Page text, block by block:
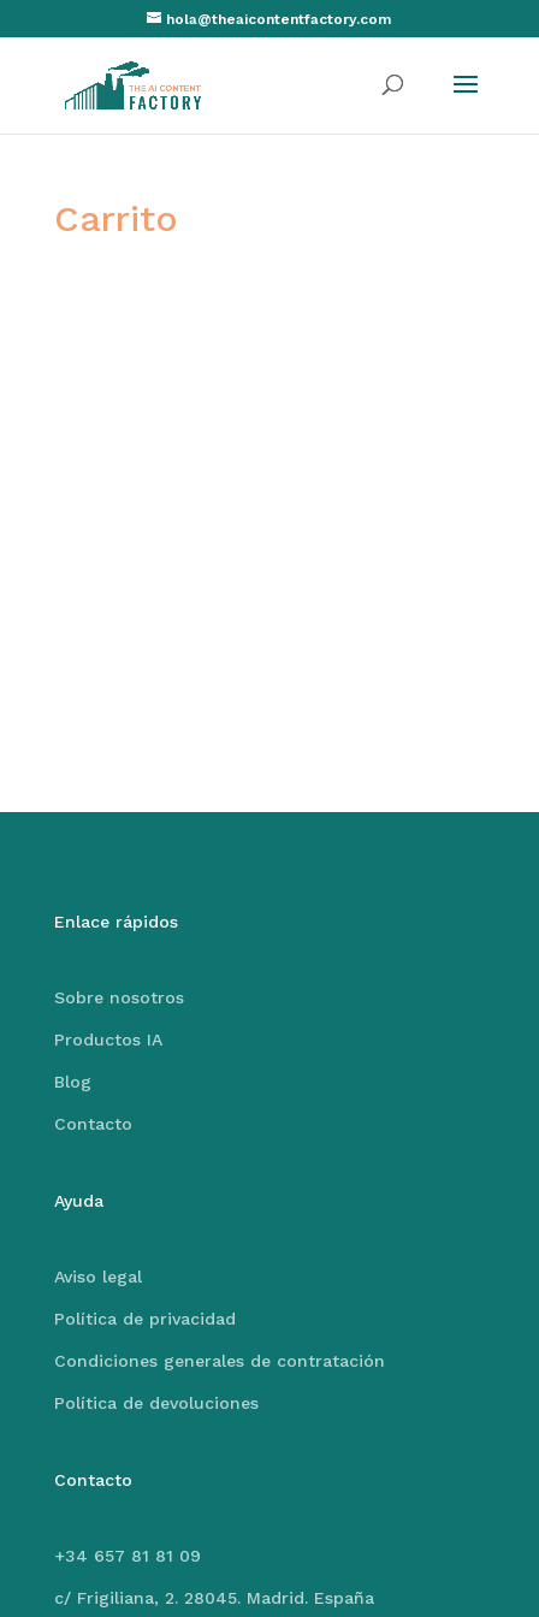
hola@theaicontentfactory.com
Carrito
Enlace rápidos
Sobre nosotros
Productos IA
Blog
Contacto
Ayuda
Aviso legal
Política de privacidad
Condiciones generales de contratación
Política de devoluciones
Contacto
+34 657 81 81 09
c/ Frigiliana, 2. 28045. Madrid. España